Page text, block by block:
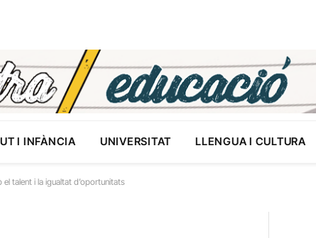
I INFÀNCIA UNIVERSITAT LLENGUA I CULTURA
talent i la igualtat d’oportunitats